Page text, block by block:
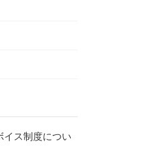
イス制度につい